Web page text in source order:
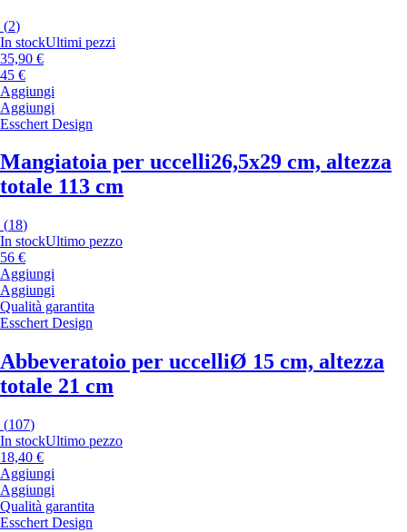
(2)
In stockUltimi pezzi
35,90 €
45 €
Aggiungi
Aggiungi
Esschert Design
Mangiatoia per uccelli26,5x29 cm, altezza
totale 113 cm
(18)
In stockUltimo pezzo
56 €
Aggiungi
Aggiungi
Qualità garantita
Esschert Design
Abbeveratoio per uccelliØ 15 cm, altezza
totale 21 cm
(107)
In stockUltimo pezzo
18,40 €
Aggiungi
Aggiungi
Qualità garantita
Esschert Design